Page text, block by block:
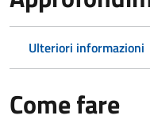
Ulteriori informazioni
Come fare